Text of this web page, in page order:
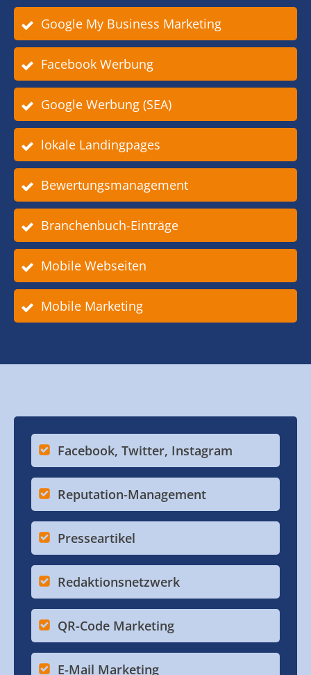
Google My Business Marketing
Facebook Werbung
Google Werbung (SEA)
lokale Landingpages
Bewertungsmanagement
Branchenbuch-Einträge
Mobile Webseiten
Mobile Marketing
Facebook, Twitter, Instagram
Reputation-Management
Presseartikel
Redaktionsnetzwerk
QR-Code Marketing
E-Mail Marketing